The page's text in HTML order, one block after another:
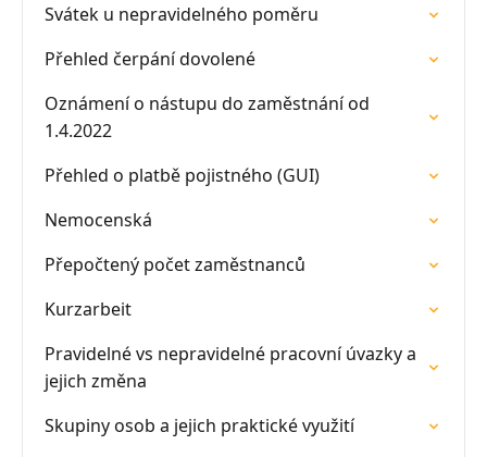
Svátek u nepravidelného poměru
Přehled čerpání dovolené
Oznámení o nástupu do zaměstnání od
1.4.2022
Přehled o platbě pojistného (GUI)
Nemocenská
Přepočtený počet zaměstnanců
Kurzarbeit
Pravidelné vs nepravidelné pracovní úvazky a
jejich změna
Skupiny osob a jejich praktické využití